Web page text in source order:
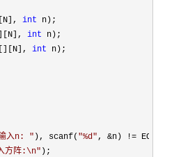
int
int
int
入n: " ), scanf( "%d", &n) !=
方阵:\n"